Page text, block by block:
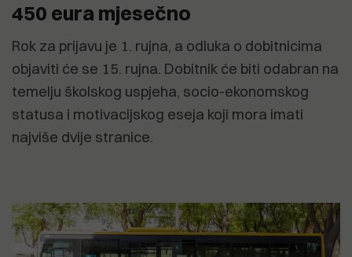
450 eura mjesečno
Rok za prijavu je 1. rujna, a odluka o dobitnicima
objaviti će se 15. rujna. Dobitnik će biti odabran na
temelju školskog uspjeha, socio-ekonomskog
statusa i motivacijskog eseja koji mora imati
najviše dvije stranice.